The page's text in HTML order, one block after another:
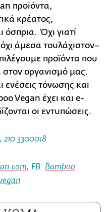
προϊόντα,
κρέατος,
Όχι γιατί
άμεσα τουλάχιστον–
προϊόντα που
στον οργανισμό μας.
ενέσεις τόνωσης και
Vegan έχει και e-
οι εντυπώσεις.
3300018
, FΒ: Bamboo